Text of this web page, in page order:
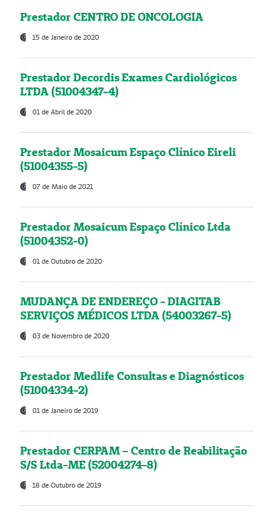
Prestador CENTRO DE ONCOLOGIA
15 de Janeiro de 2020
Prestador Decordis Exames Cardiológicos
LTDA (51004347-4)
01 de Abril de 2020
Prestador Mosaicum Espaço Clínico Eireli
(51004355-5)
07 de Maio de 2021
Prestador Mosaicum Espaço Clínico Ltda
(51004352-0)
01 de Outubro de 2020
MUDANÇA DE ENDEREÇO - DIAGITAB
SERVIÇOS MÉDICOS LTDA (54003267-5)
03 de Novembro de 2020
Prestador Medlife Consultas e Diagnósticos
(51004334-2)
01 de Janeiro de 2019
Prestador CERPAM – Centro de Reabilitação
S/S Ltda-ME (52004274-8)
18 de Outubro de 2019